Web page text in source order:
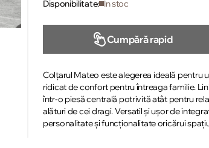
Disponibilitate: În stoc
Cumpără rapid
Colțarul Mateo este alegerea ideală pentru
ridicat de confort pentru întreaga familie.
într-o piesă centrală potrivită atât pentru
alături de cei dragi. Versatil și ușor de
personalitate și funcționalitate oricărui